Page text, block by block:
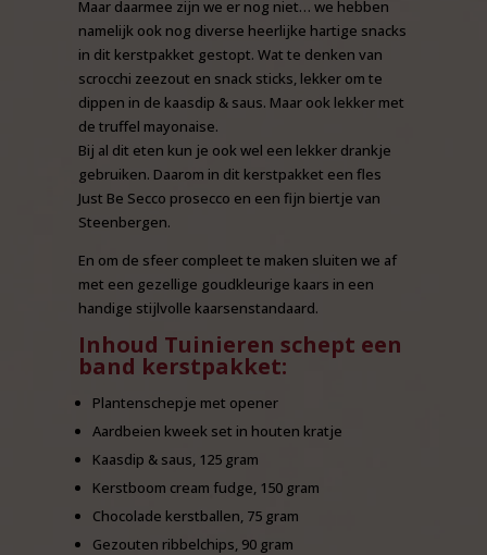
Maar daarmee zijn we er nog niet… we hebben
namelijk ook nog diverse heerlijke hartige snacks
in dit kerstpakket gestopt. Wat te denken van
scrocchi zeezout en snack sticks, lekker om te
dippen in de kaasdip & saus. Maar ook lekker met
de truffel mayonaise.
Bij al dit eten kun je ook wel een lekker drankje
gebruiken. Daarom in dit kerstpakket een fles
Just Be Secco prosecco en een fijn biertje van
Steenbergen.
En om de sfeer compleet te maken sluiten we af
met een gezellige goudkleurige kaars in een
handige stijlvolle kaarsenstandaard.
Inhoud Tuinieren schept een
band kerstpakket:
Plantenschepje met opener
Aardbeien kweek set in houten kratje
Kaasdip & saus, 125 gram
Kerstboom cream fudge, 150 gram
Chocolade kerstballen, 75 gram
Gezouten ribbelchips, 90 gram